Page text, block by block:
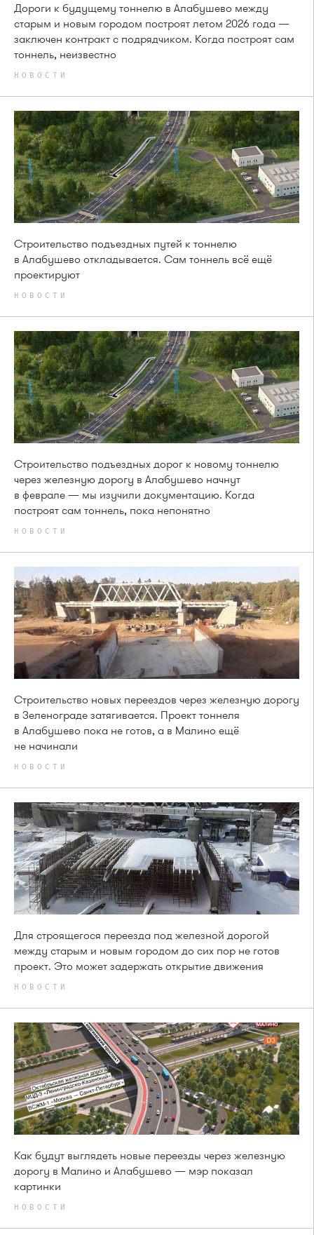
Дороги к будущему тоннелю в Алабушево между
старым и новым городом построят летом 2026 года —
заключен контракт с подрядчиком. Когда построят сам
тоннель, неизвестно
НОВОСТИ
Строительство подъездных путей к тоннелю
в Алабушево откладывается. Сам тоннель всё ещё
проектируют
НОВОСТИ
Строительство подъездных дорог к новому тоннелю
через железную дорогу в Алабушево начнут
в феврале — мы изучили документацию. Когда
построят сам тоннель, пока непонятно
НОВОСТИ
Строительство новых переездов через железную дорогу
в Зеленограде затягивается. Проект тоннеля
в Алабушево пока не готов, а в Малино ещё
не начинали
НОВОСТИ
Для строящегося переезда под железной дорогой
между старым и новым городом до сих пор не готов
проект. Это может задержать открытие движения
НОВОСТИ
Как будут выглядеть новые переезды через железную
дорогу в Малино и Алабушево — мэр показал
картинки
НОВОСТИ